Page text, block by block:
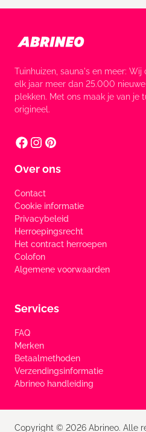
Tuinhuizen, sauna's en meer: Wij
elk jaar meer dan 25.000
plekken. Met ons maak je van je
origineel.
Over ons
Contact
Cookie informatie
Privacybeleid
Herroepingsrecht
Het contract herroepen
Colofon
Algemene voorwaarden
Services
FAQ
Merken
Betaalmethoden
Verzendingsinformatie
Abrineo handleiding
Copyright © 2026 Abrineo. Alle